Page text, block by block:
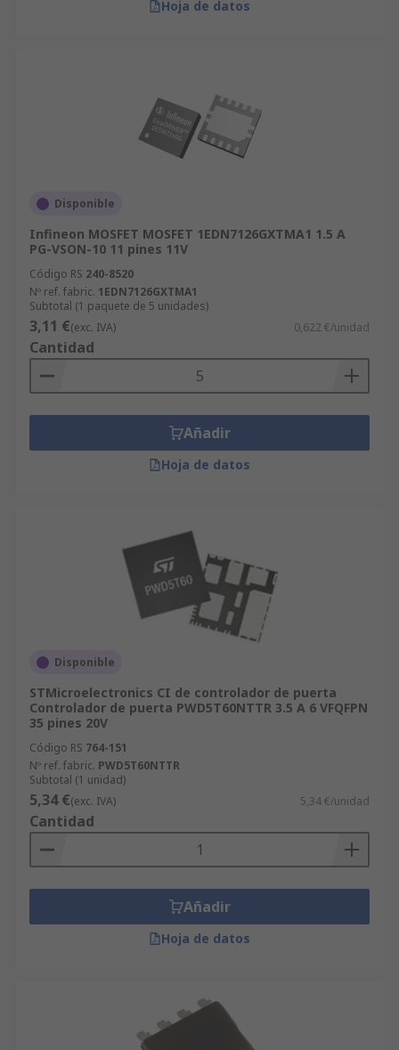
Hoja de datos
Disponible
Infineon MOSFET MOSFET 1EDN7126GXTMA1 1.5 A
PG-VSON-10 11 pines 11V
Código RS 240-8520
Nº ref. fabric. 1EDN7126GXTMA1
Subtotal (1 paquete de 5 unidades)
3,11 €(exc. IVA) 0,622 €/unidad
Cantidad
Añadir
Hoja de datos
Disponible
STMicroelectronics CI de controlador de puerta
Controlador de puerta PWD5T60NTTR 3.5 A 6 VFQFPN
35 pines 20V
Código RS 764-151
Nº ref. fabric. PWD5T60NTTR
Subtotal (1 unidad)
5,34 €(exc. IVA) 5,34 €/unidad
Cantidad
Añadir
Hoja de datos